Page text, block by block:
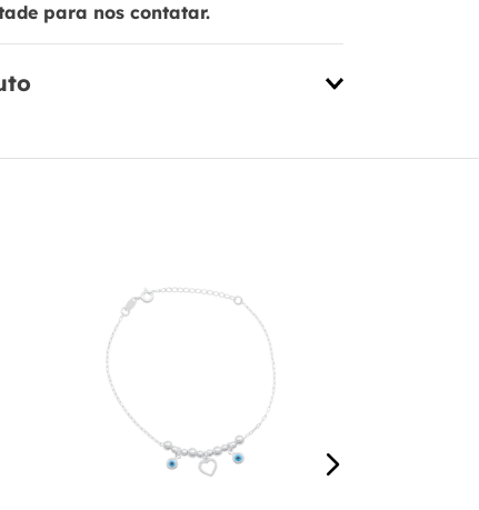
para nos contatar.